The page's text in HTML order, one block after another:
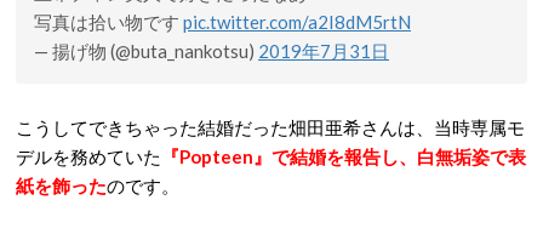
写真は拾い物です pic.twitter.com/a2I8dM5rtN
— 揚げ物 (@buta_nankotsu) 2019年7月31日
こうしてできちゃった結婚だった畑田亜希さんは、当時専属モ
デルを務めていた
『Popteen』で結婚を報告し、白無垢姿で表
紙を飾ったのです。